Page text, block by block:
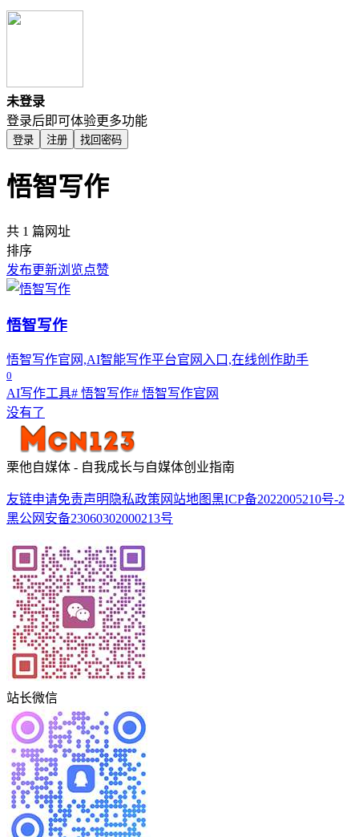
未登录
登录后即可体验更多功能
登录 注册 找回密码
悟智写作
共 1 篇网址
排序
发布更新浏览点赞
悟智写作
悟智写作官网,AI智能写作平台官网入口,在线创作助手
0
AI写作工具# 悟智写作# 悟智写作官网
没有了
栗他自媒体 - 自我成长与自媒体创业指南
友链申请免责声明 隐私政策 网站地图黑ICP备2022005210号-2
黑公网安备23060302000213号
站长微信